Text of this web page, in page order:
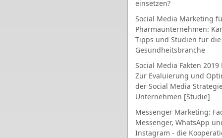
einsetzen?
Social Media Marketing
Pharmaunternehmen:
Tipps und Studien für die
Gesundheitsbranche
Social Media Fakten 2019
Zur Evaluierung und
der Social Media
Unternehmen [Studie]
Messenger Marketing:
Messenger, WhatsApp
Instagram - die